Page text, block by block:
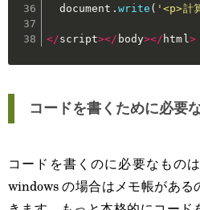
  document
. write ( '<p>計
</script></ body></ html >
コードを書くために必要
コードを書くのに必要なもの
windows の場合はメモ帳があ